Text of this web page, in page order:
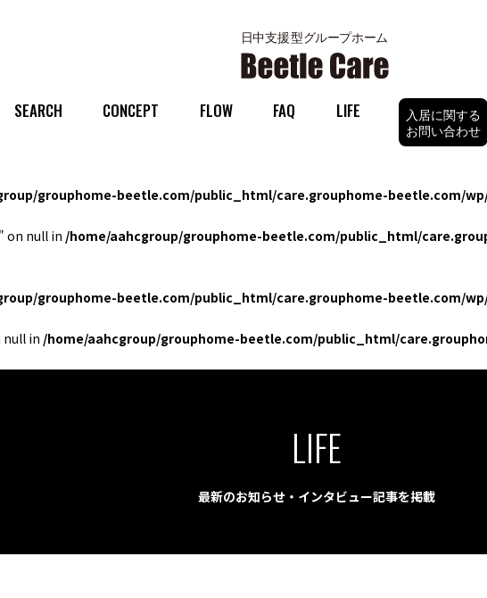
SEARCH CONCEPT FLOW FAQ LIFE
入居に関する
お問い合わせ
grouphome-beetle.com/public_html/care.grouphome-beetle.com/
on null in /home/aahcgroup/grouphome-beetle.com/public_html/
grouphome-beetle.com/public_html/care.grouphome-beetle.com/
in /home/aahcgroup/grouphome-beetle.com/public_html/
LIFE
最新のお知らせ・インタビュー記事を掲載